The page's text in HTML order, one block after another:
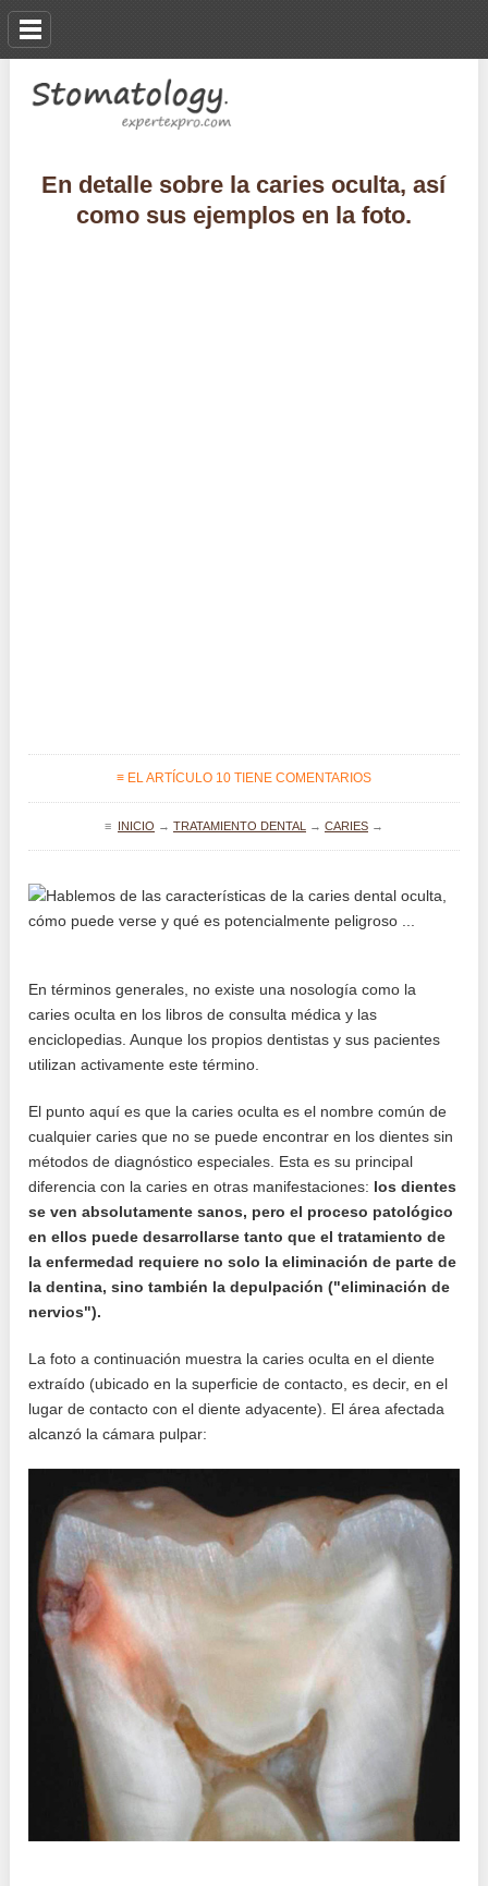
En detalle sobre la caries oculta, así
como sus ejemplos en la foto.
≡ EL ARTÍCULO 10 TIENE COMENTARIOS
≡ INICIO → TRATAMIENTO DENTAL → CARIES→
En términos generales, no existe una nosología como la
caries oculta en los libros de consulta médica y las
enciclopedias. Aunque los propios dentistas y sus pacientes
utilizan activamente este término.
El punto aquí es que la caries oculta es el nombre común de
cualquier caries que no se puede encontrar en los dientes sin
métodos de diagnóstico especiales. Esta es su principal
diferencia con la caries en otras manifestaciones: los dientes
se ven absolutamente sanos, pero el proceso patológico
en ellos puede desarrollarse tanto que el tratamiento de
la enfermedad requiere no solo la eliminación de parte de
la dentina, sino también la depulpación ("eliminación de
nervios").
La foto a continuación muestra la caries oculta en el diente
extraído (ubicado en la superficie de contacto, es decir, en el
lugar de contacto con el diente adyacente). El área afectada
alcanzó la cámara pulpar: